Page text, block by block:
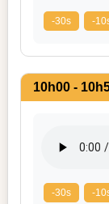
-30s -
10h00 -
-30s -